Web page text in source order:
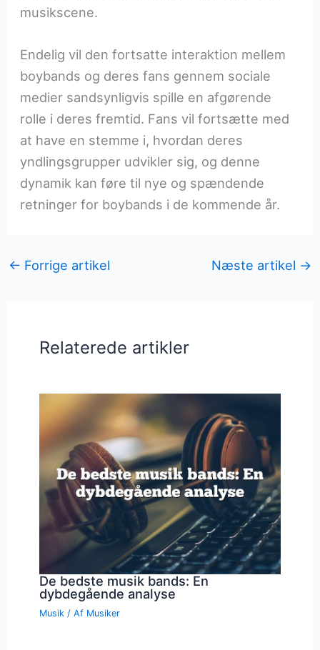
musikscene.
Endelig vil den fortsatte interaktion mellem
boybands og deres fans gennem sociale
medier sandsynligvis spille en afgørende
rolle i deres fremtid. Fans vil fortsætte med
at have en stemme i, hvordan deres
yndlingsgrupper udvikler sig, og denne
dynamik kan føre til nye og spændende
retninger for boybands i de kommende år.
← Forrige artikel Næste artikel →
Relaterede artikler
De bedste musik bands: En
dybdegående analyse
Musik / Af Musiker